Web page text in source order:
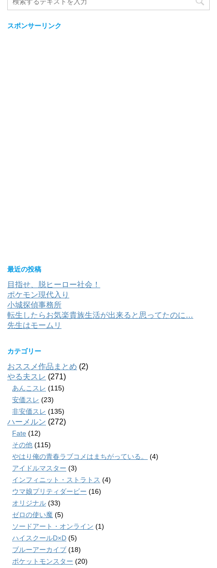
スポンサーリンク
最近の投稿
目指せ、脱ヒーロー社会！
ポケモン現代入り
小城探偵事務所
転生したらお気楽貴族生活が出来ると思ってたのに…
先生はモームリ
カテゴリー
おススメ作品まとめ (2)
やる夫スレ (271)
あんこスレ (115)
安価スレ (23)
非安価スレ (135)
ハーメルン (272)
Fate (12)
その他 (115)
やはり俺の青春ラブコメはまちがっている。
(4)
アイドルマスター (3)
インフィニット・ストラトス (4)
ウマ娘プリティダービー (16)
オリジナル (33)
ゼロの使い魔 (5)
ソードアート・オンライン (1)
ハイスクールD×D (5)
ブルーアーカイブ (18)
ポケットモンスター (20)